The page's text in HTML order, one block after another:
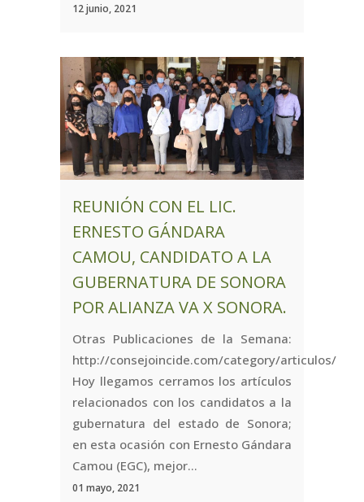
12 junio, 2021
REUNIÓN CON EL LIC.
ERNESTO GÁNDARA
CAMOU, CANDIDATO A LA
GUBERNATURA DE SONORA
POR ALIANZA VA X SONORA.
Otras Publicaciones de la Semana:
http://consejoincide.com/category/articulos/
Hoy llegamos cerramos los artículos
relacionados con los candidatos a la
gubernatura del estado de Sonora;
en esta ocasión con Ernesto Gándara
Camou (EGC), mejor...
01 mayo, 2021